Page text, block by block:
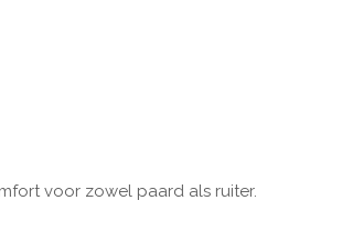
voor zowel paard als ruiter.